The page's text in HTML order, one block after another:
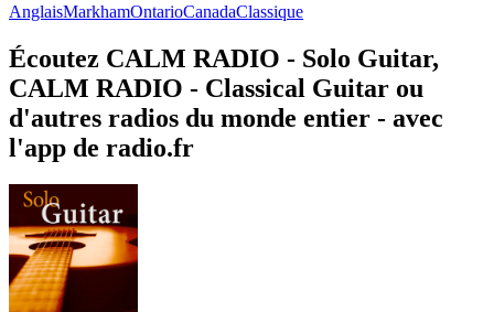
AnglaisMarkhamOntarioCanadaClassique
Écoutez CALM RADIO - Solo Guitar,
CALM RADIO - Classical Guitar ou
d'autres radios du monde entier - avec
l'app de radio.fr